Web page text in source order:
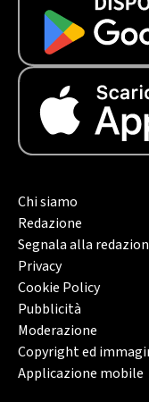
Chi siamo
Redazione
Segnala alla
Privacy
Cookie Policy
Pubblicità
Moderazione
Copyright ed
Applicazione mobile